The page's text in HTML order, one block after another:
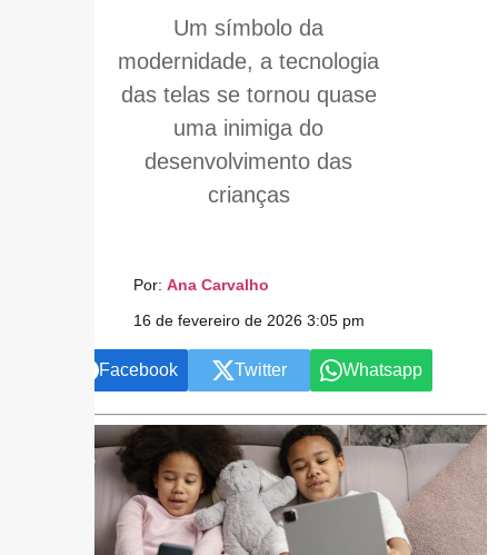
Um símbolo da
modernidade, a tecnologia
das telas se tornou quase
uma inimiga do
desenvolvimento das
crianças
Por: Ana Carvalho
16 de fevereiro de 2026 3:05 pm
Facebook Twitter Whatsapp